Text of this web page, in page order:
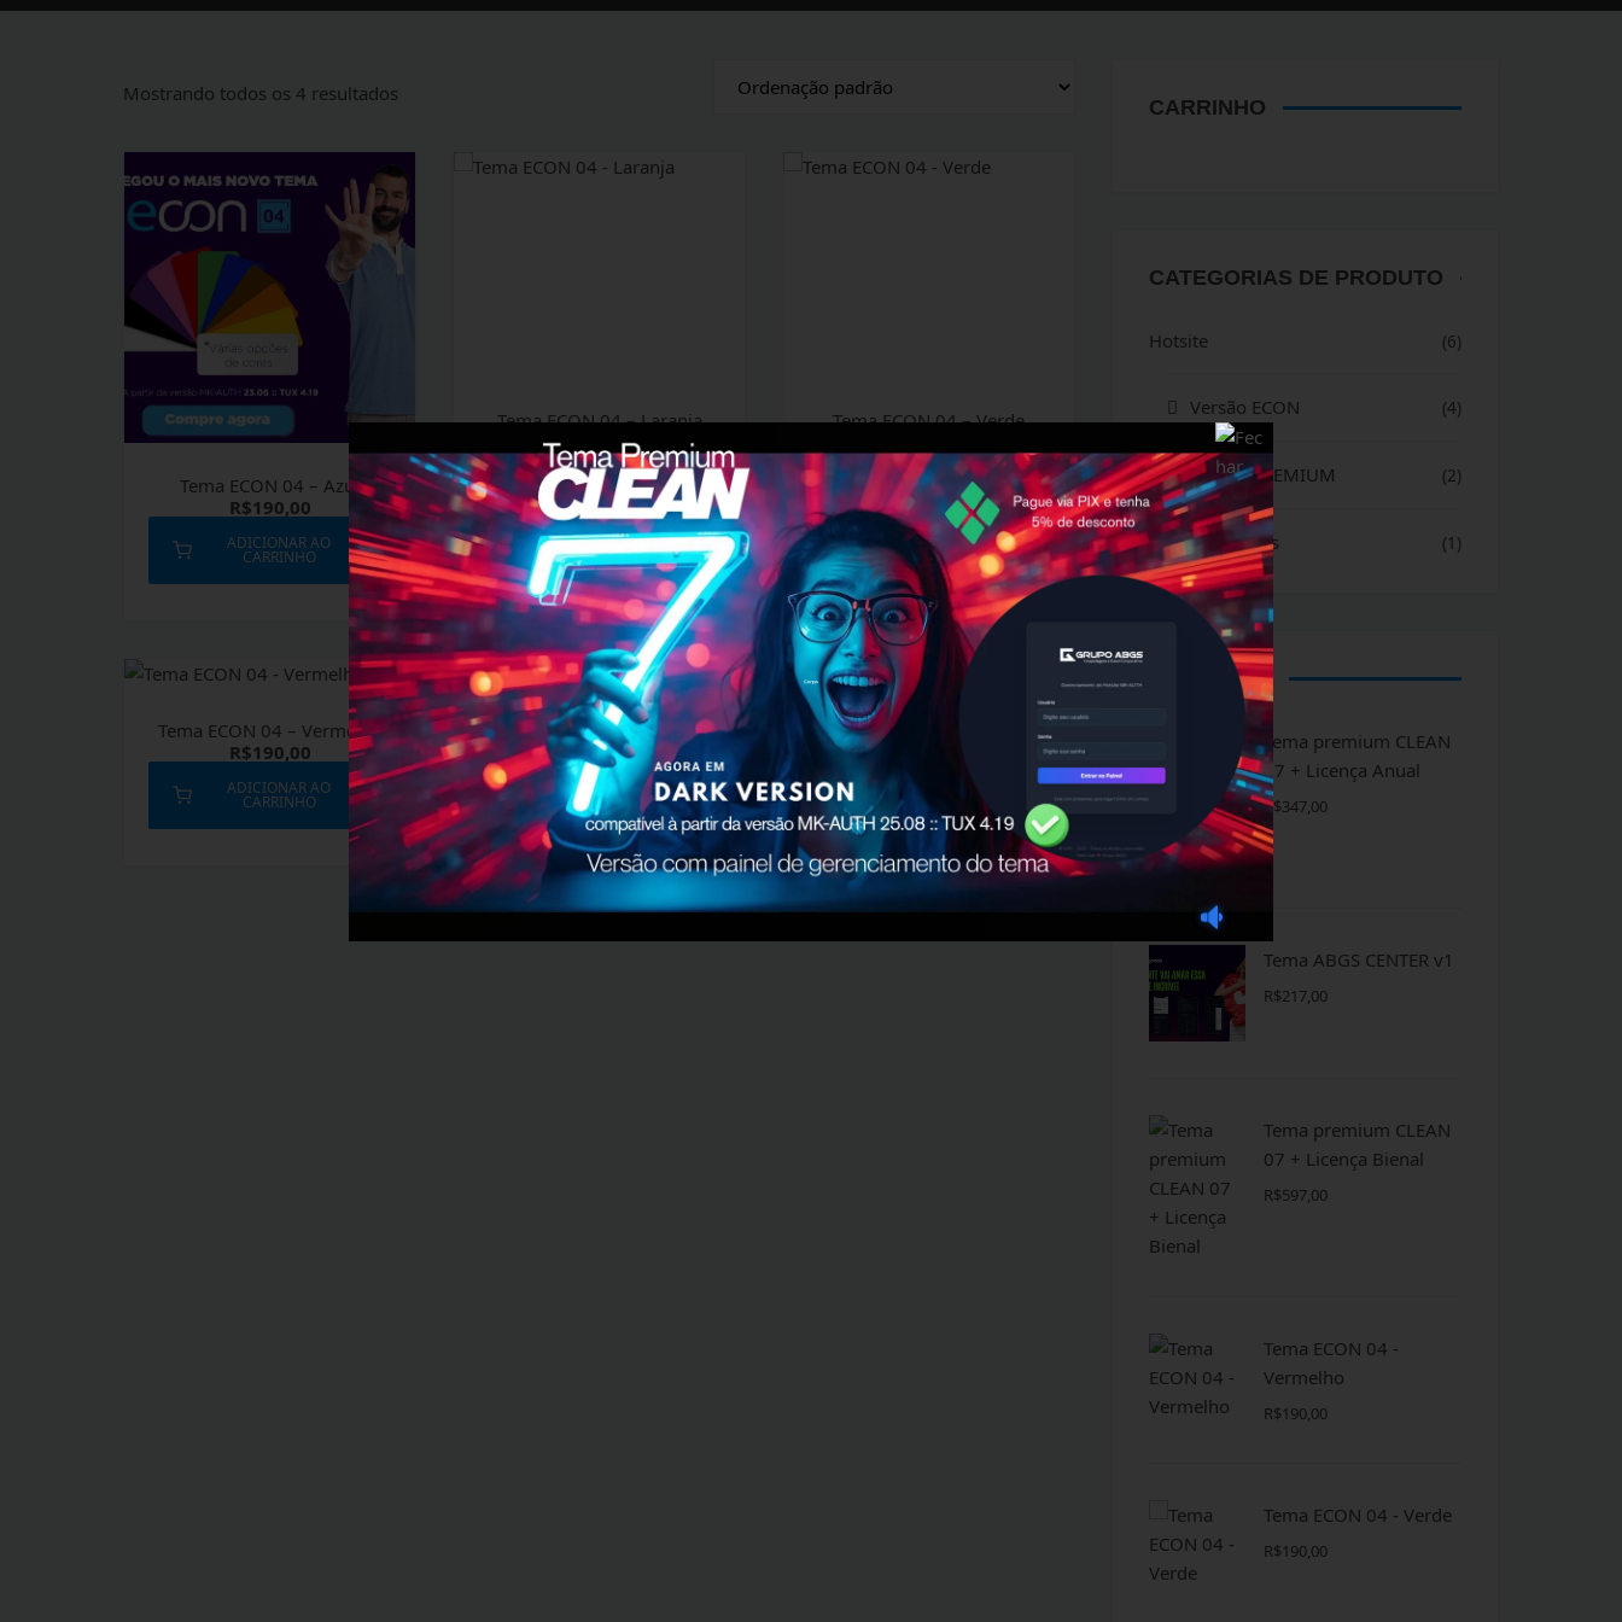
Mostrando todos os 4 resultados
Tema ECON 04 – Azul
R$190,00
ADICIONAR AO
CARRINHO
Tema ECON 04 – Laranja
R$
190,00
ADICIONAR AO
CARRINHO
Tema ECON 04 – Verde
ADICIONAR AO
CARRINHO
Tema ECON 04 – Vermelho
R$190,00
ADICIONAR AO
CARRINHO
CARRINHO
CATEGORIAS DE PRODUTO
Hotsite (6)
Versão ECON (4)
Versão PREMIUM (2)
Outros serviços (1)
PRODUTOS
Tema premium CLEAN
07 + Licença Anual
R$347,00
Tema ABGS CENTER v1
R$217,00
Tema premium CLEAN
07 + Licença Bienal
R$597,00
Tema ECON 04 -
Vermelho
R$190,00
Tema ECON 04 - Verde
R$190,00